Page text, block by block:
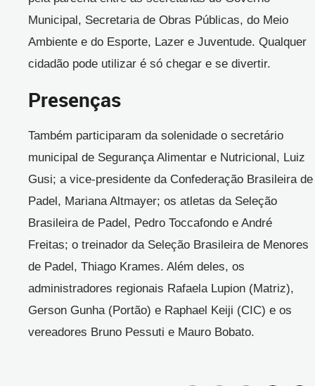
Municipal, Secretaria de Obras Públicas, do Meio
Ambiente e do Esporte, Lazer e Juventude. Qualquer
cidadão pode utilizar é só chegar e se divertir.
Presenças
Também participaram da solenidade o secretário
municipal de Segurança Alimentar e Nutricional, Luiz
Gusi; a vice-presidente da Confederação Brasileira de
Padel, Mariana Altmayer; os atletas da Seleção
Brasileira de Padel, Pedro Toccafondo e André
Freitas; o treinador da Seleção Brasileira de Menores
de Padel, Thiago Krames. Além deles, os
administradores regionais Rafaela Lupion (Matriz),
Gerson Gunha (Portão) e Raphael Keiji (CIC) e os
vereadores Bruno Pessuti e Mauro Bobato.